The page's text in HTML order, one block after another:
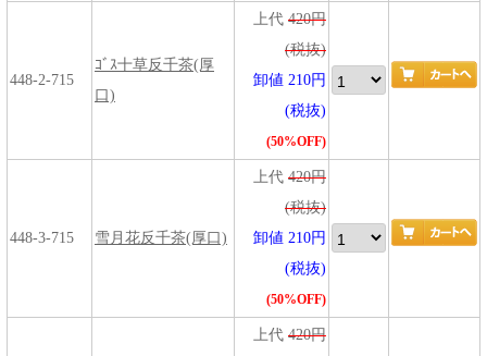
448-2-715
ｺﾞｽ十草反千茶(厚
口)
上代 420円
(税抜)
卸値 210円
(税抜)
(50%OFF)
448-3-715 雪月花反千茶(厚口)
上代 420円
(税抜)
卸値 210円
(税抜)
(50%OFF)
上代 420円